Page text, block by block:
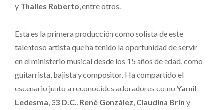
y Thalles Roberto , entre otros.
Esta es la primera producción como solista de este
talentoso artista que ha tenido la oportunidad de servir
en el ministerio musical desde los 15 años de edad, como
guitarrista, bajista y compositor. Ha compartido el
escenario junto a reconocidos adoradores como Yamil
Ledesma 33 D.C. René González Claudina Brin y